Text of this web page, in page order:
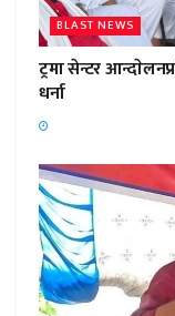
BLAST NEWS
ट्रमा सेन्टर
धर्ना